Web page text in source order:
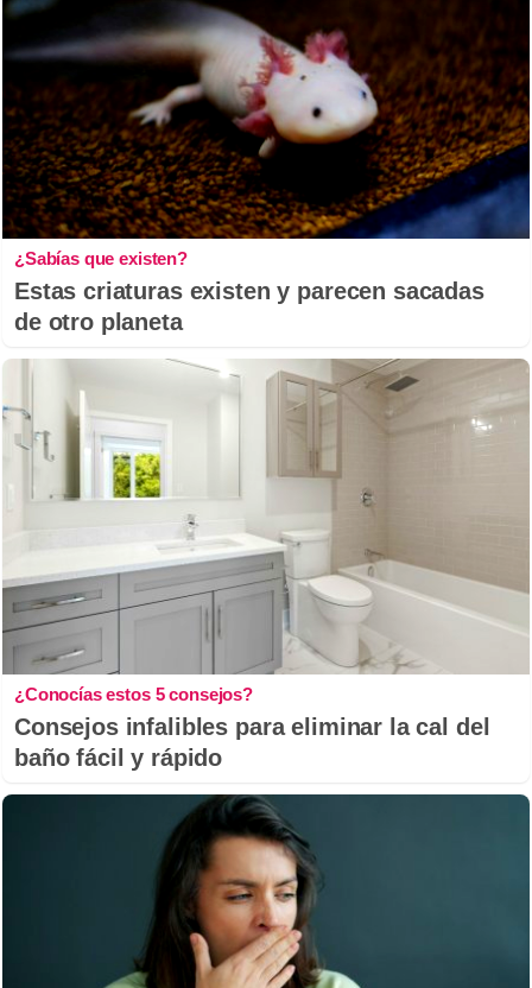
¿Sabías que existen?
Estas criaturas existen y parecen sacadas
de otro planeta
¿Conocías estos 5 consejos?
Consejos infalibles para eliminar la cal del
baño fácil y rápido